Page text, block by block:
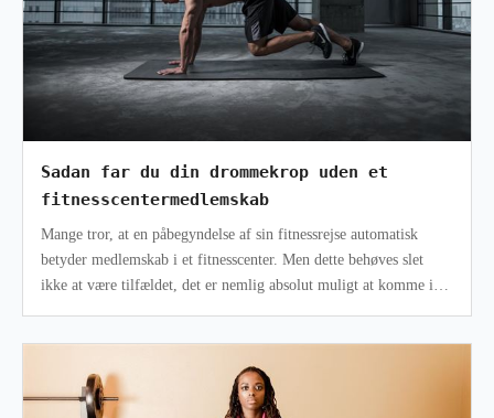
Sadan far du din drommekrop uden et
fitnesscentermedlemskab
Mange tror, at en påbegyndelse af sin fitnessrejse automatisk
betyder medlemskab i et fitnesscenter. Men dette behøves slet
ikke at være tilfældet, det er nemlig absolut muligt at komme i